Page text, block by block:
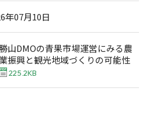
年07月10日
勝山DMOの青果市場運営にみる農
業振興と観光地域づくりの可能性
225.2KB